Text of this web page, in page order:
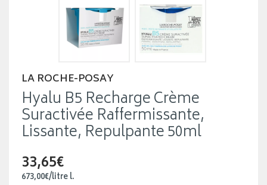
LA ROCHE-POSAY
Hyalu B5 Recharge Crème
Suractivée Raffermissante,
Lissante, Repulpante 50ml
33,65€
673,00€/litrel.